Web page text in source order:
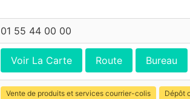
01 55 44 00 00
Voir La Carte Route Bureau
Vente de produits et services courrier-colis
Dépôt